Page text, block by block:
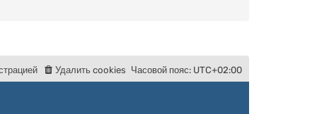
Часовой пояс: UTC+02:00
Удалить cookies
трацией